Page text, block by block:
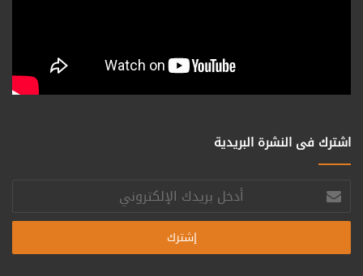
اشترك فى النشرة البريدية
أدخل
بريدك
الإلكتروني